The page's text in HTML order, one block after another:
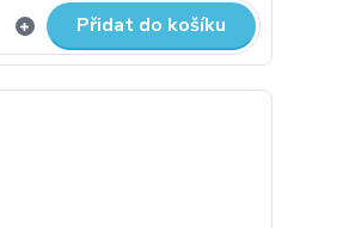
Přidat do košíku